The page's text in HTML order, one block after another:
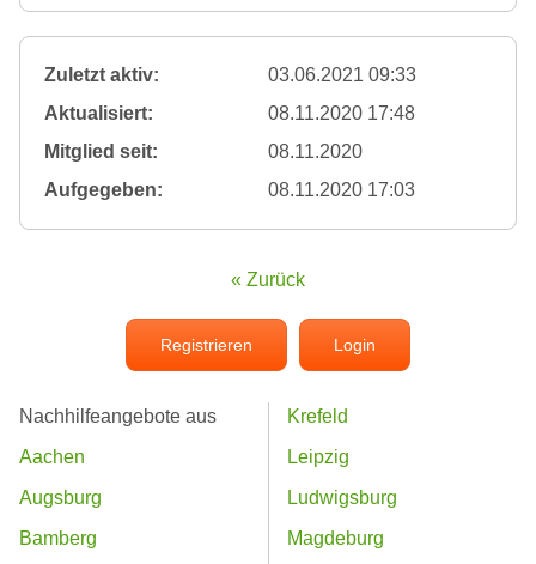
Zuletzt aktiv:
03.06.2021 09:33
Aktualisiert:
08.11.2020 17:48
Mitglied seit:
08.11.2020
Aufgegeben:
08.11.2020 17:03
« Zurück
Registrieren Login
Nachhilfeangebote aus
Aachen
Augsburg
Bamberg
Krefeld
Leipzig
Ludwigsburg
Magdeburg